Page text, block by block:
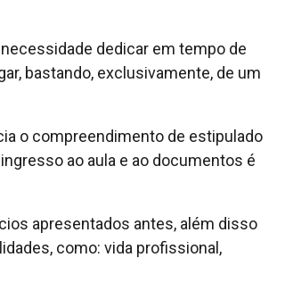
dedicar em tempo de
bastando, exclusivamente, de um
o compreendimento de estipulado
ao aula e ao documentos é
apresentados antes, além disso
como: vida profissional,